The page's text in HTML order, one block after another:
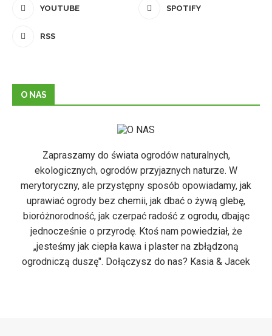
YOUTUBE SPOTIFY
RSS
O NAS
Zapraszamy do świata ogrodów naturalnych,
ekologicznych, ogrodów przyjaznych naturze. W
merytoryczny, ale przystępny sposób opowiadamy, jak
uprawiać ogrody bez chemii, jak dbać o żywą glebę,
bioróżnorodność, jak czerpać radość z ogrodu, dbając
jednocześnie o przyrodę. Ktoś nam powiedział, że
„jesteśmy jak ciepła kawa i plaster na zbłądzoną
ogrodniczą duszę". Dołączysz do nas? Kasia & Jacek